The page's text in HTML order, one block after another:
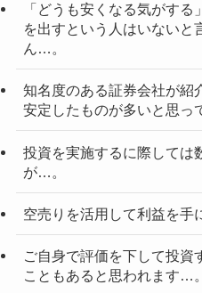
「どうも安くなる気がす
を出すという人はいないと
ん…。
知名度のある証券会社が紹
安定したものが多いと思っ
投資を実施するに際しては
が…。
空売りを活用して利益を手
ご自身で評価を下して投資
こともあると思われます…。